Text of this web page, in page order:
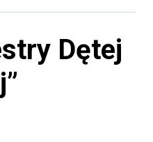
Dętej